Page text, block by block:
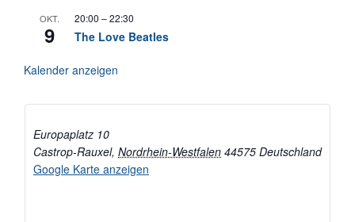
OKT.
9
20:00 –22:30
The Love Beatles
Kalender anzeigen
Europaplatz 10
Castrop-Rauxel, Nordrhein-Westfalen 44575 Deutschland
Google Karte anzeigen